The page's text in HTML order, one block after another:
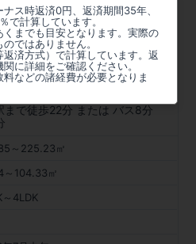
ス時返済0円、返済期間35年、
で計算しています。
までも目安となります。実際の
ではありません。
済方式）で計算しています。返
に詳細をご確認ください。
などの諸経費が必要となりま
屋敷560番1、560番2(地番)
ップを見る
まで徒歩22分 または バス8分
～225.23㎡
～104.33㎡
～4LDK